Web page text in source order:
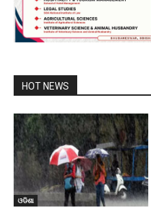
HOT NEWS
ଓଡିଶା